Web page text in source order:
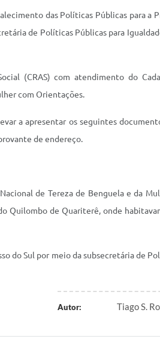
das Políticas Públicas para a
de Políticas Públicas para
(CRAS) com atendimento do
com Orientações.
a apresentar os seguintes
de endereço.
de Tereza de Benguela e da
Quilombo de Quariterê, onde
do Sul por meio da subsecretária de
Autor: Tiago S.